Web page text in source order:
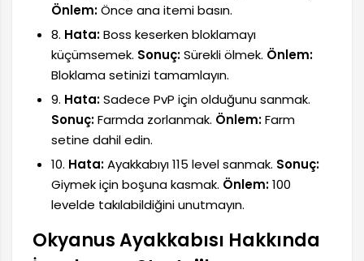
Önlem:Önce ana itemi basın.
8. Hata:Boss keserken bloklamayı
küçümsemek. Sonuç:Sürekli ölmek. Önlem:
Bloklama setinizi tamamlayın.
9. Hata:Sadece PvP için olduğunu sanmak.
Sonuç:Farmda zorlanmak. Önlem:Farm
setine dahil edin.
10. Hata:Ayakkabıyı 115 level sanmak. Sonuç:
Giymek için boşuna kasmak. Önlem:100
levelde takılabildiğini unutmayın.
Okyanus Ayakkabısı Hakkında